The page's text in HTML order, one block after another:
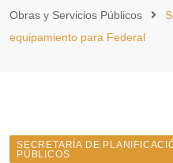
Obras y Servicios Públicos
equipamiento para Federal
SECRETARÍA DE
PÚBLICOS